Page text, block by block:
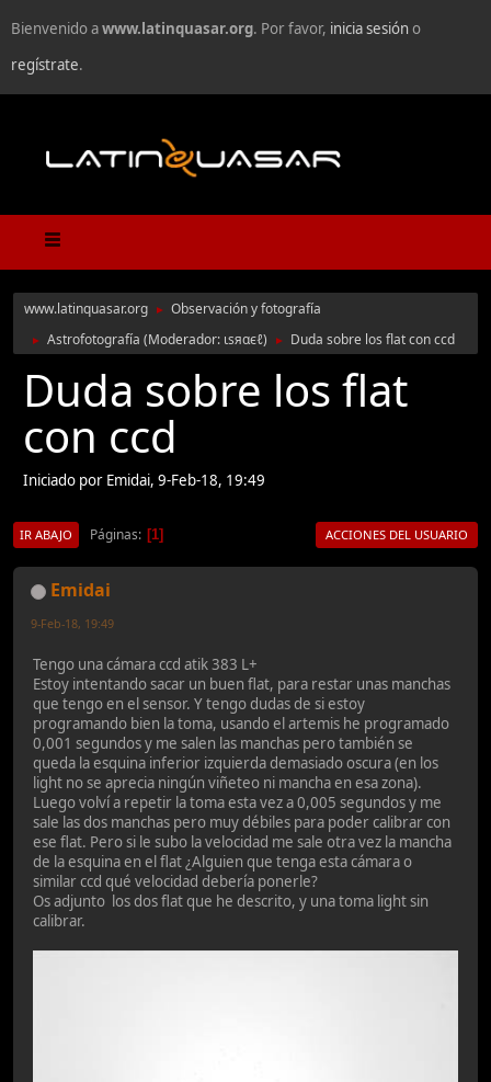
Bienvenido awww.latinquasar.org. Por favor, inicia sesióno
regístrate.
www.latinquasar.org ► Observación y fotografía
► Astrofotografía (Moderador: ιѕяαєℓ) ► Duda sobre los flat con ccd
Duda sobre los flat
con ccd
Iniciado por Emidai, 9-Feb-18, 19:49
IR ABAJO Páginas 1 ACCIONES DEL USUARIO
Emidai
9-Feb-18, 19:49
Tengo una cámara ccd atik 383 L+
Estoy intentando sacar un buen flat, para restar unas manchas
que tengo en el sensor. Y tengo dudas de si estoy
programando bien la toma, usando el artemis he programado
0,001 segundos y me salen las manchas pero también se
queda la esquina inferior izquierda demasiado oscura (en los
light no se aprecia ningún viñeteo ni mancha en esa zona).
Luego volví a repetir la toma esta vez a 0,005 segundos y me
sale las dos manchas pero muy débiles para poder calibrar con
ese flat. Pero si le subo la velocidad me sale otra vez la mancha
de la esquina en el flat ¿Alguien que tenga esta cámara o
similar ccd qué velocidad debería ponerle?
Os adjunto los dos flat que he descrito, y una toma light sin
calibrar.